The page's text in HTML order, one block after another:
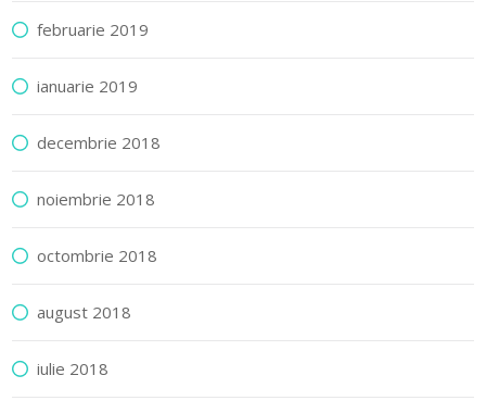
februarie 2019
ianuarie 2019
decembrie 2018
noiembrie 2018
octombrie 2018
august 2018
iulie 2018